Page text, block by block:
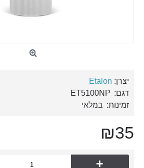
יצרן: Etalon
דגם: ET5100NP
זמינות: במלאי
₪35
+